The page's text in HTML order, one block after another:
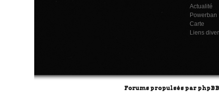
Actualité
Powerban
Carte
Liens
Forums propulsés par phpBB